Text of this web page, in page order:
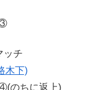
③
ッチ
木下)
のちに返上)